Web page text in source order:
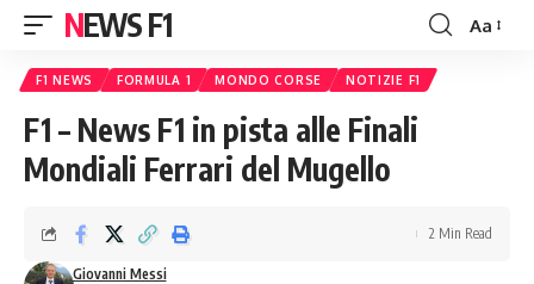
NEWS F1
Font
Aa
F1 NEWS FORMULA 1 MONDO CORSE NOTIZIE F1
F1 – News F1 in pista alle Finali
Mondiali Ferrari del Mugello
Giovanni Messi
2 Min Read